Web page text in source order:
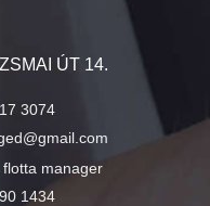
ÚT 14.
3074
manager
1434